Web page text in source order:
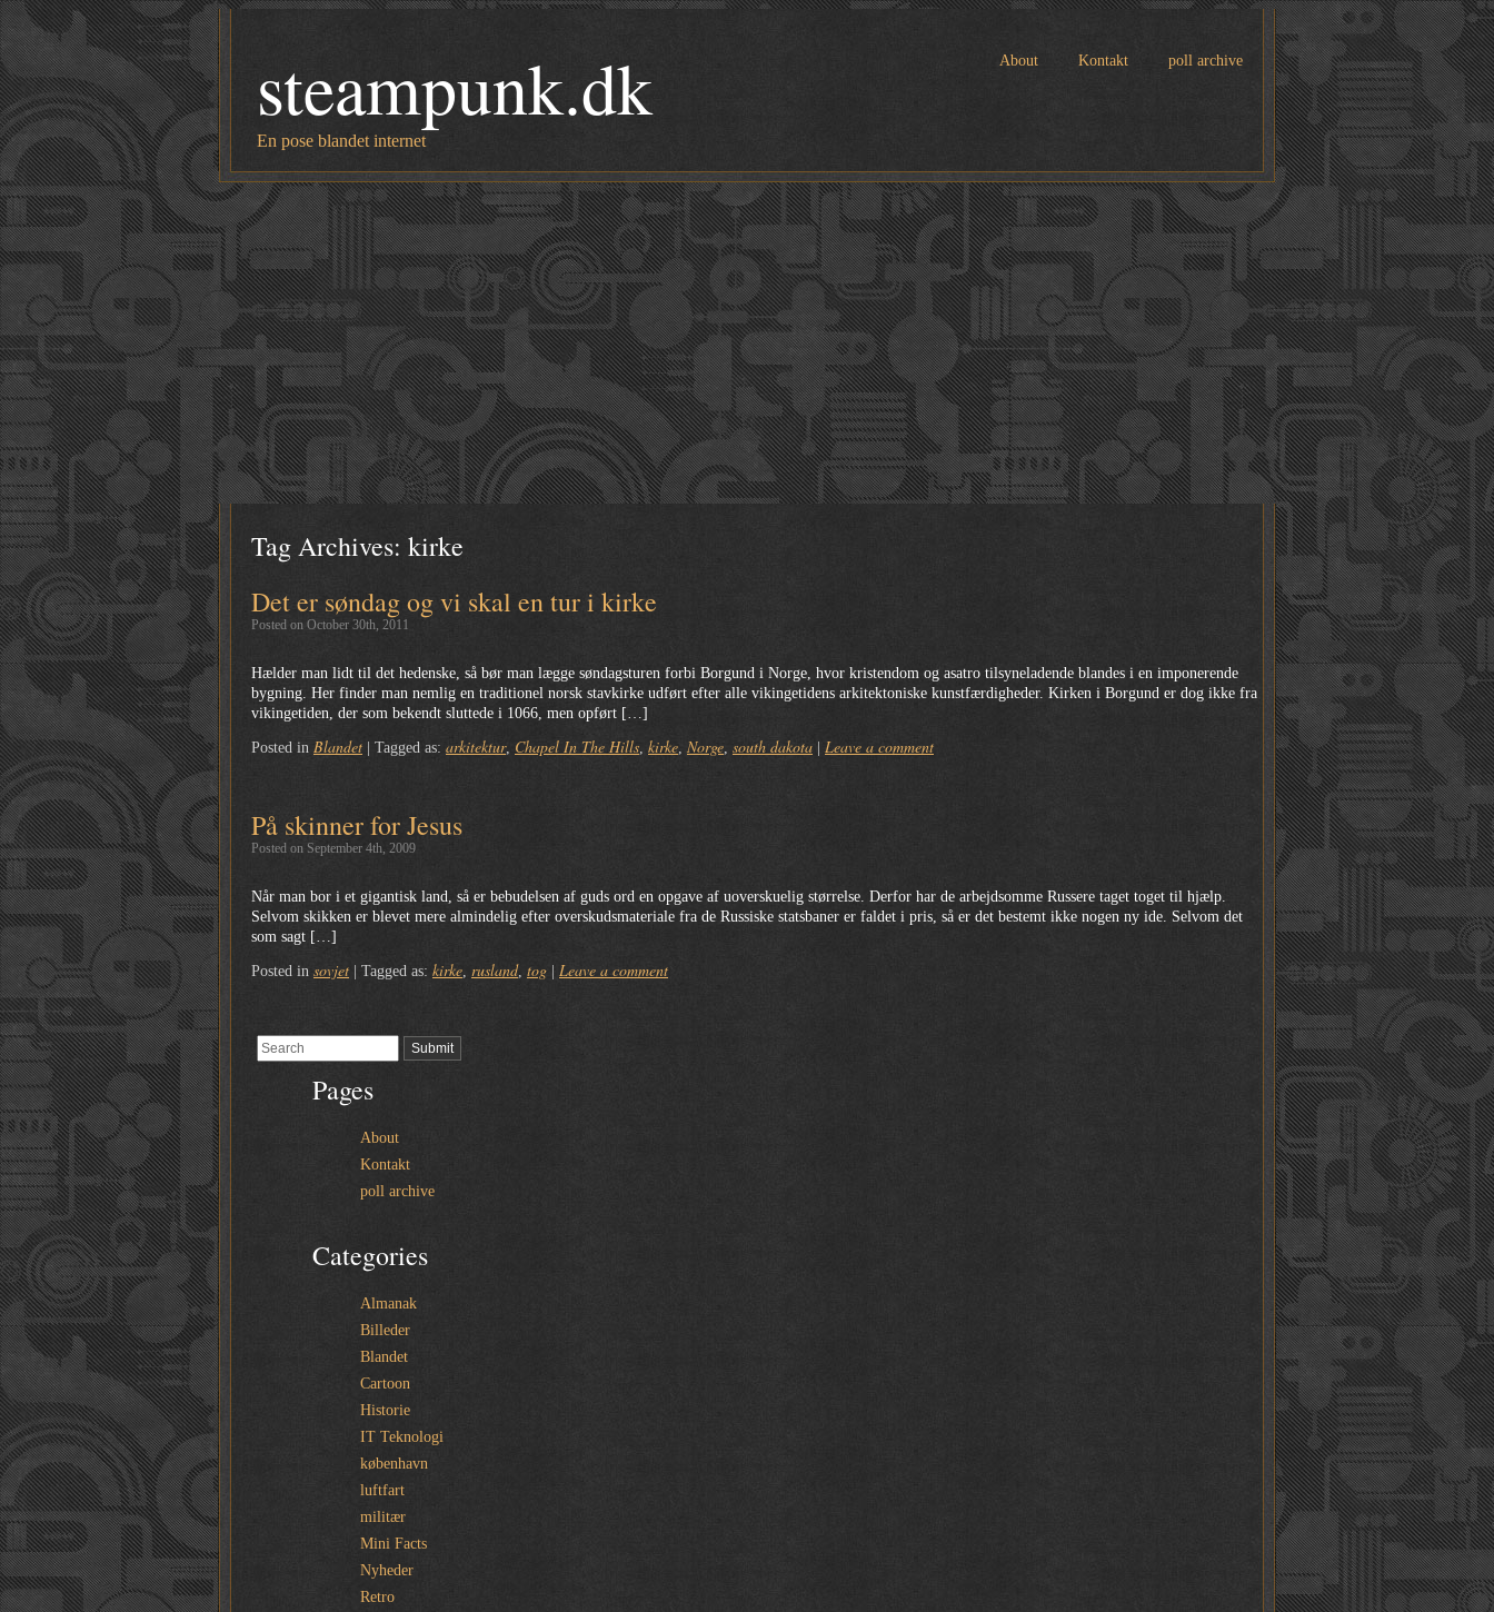
About Kontakt poll archive
steampunk.dk
En pose blandet internet
Tag Archives: kirke
Det er søndag og vi skal en tur i kirke
Posted on October 30th, 2011
Hælder man lidt til det hedenske, så bør man lægge søndagsturen forbi Borgund i Norge, hvor kristendom og asatro tilsyneladende blandes i en imponerende
bygning. Her finder man nemlig en traditionel norsk stavkirke udført efter alle vikingetidens arkitektoniske kunstfærdigheder. Kirken i Borgund er dog ikke fra
vikingetiden, der som bekendt sluttede i 1066, men opført […]
Posted in Blandet Tagged as: arkitektur, Chapel In The Hills, kirke, Norge, south dakota Leave a comment
På skinner for Jesus
Posted on September 4th, 2009
Når man bor i et gigantisk land, så er bebudelsen af guds ord en opgave af uoverskuelig størrelse. Derfor har de arbejdsomme Russere taget toget til hjælp.
Selvom skikken er blevet mere almindelig efter overskudsmateriale fra de Russiske statsbaner er faldet i pris, så er det bestemt ikke nogen ny ide. Selvom det
som sagt […]
Posted in sovjet Tagged as: kirke, rusland, tog Leave a comment
Pages
About
Kontakt
poll archive
Categories
Almanak
Billeder
Blandet
Cartoon
Historie
IT Teknologi
københavn
luftfart
militær
Mini Facts
Nyheder
Retro